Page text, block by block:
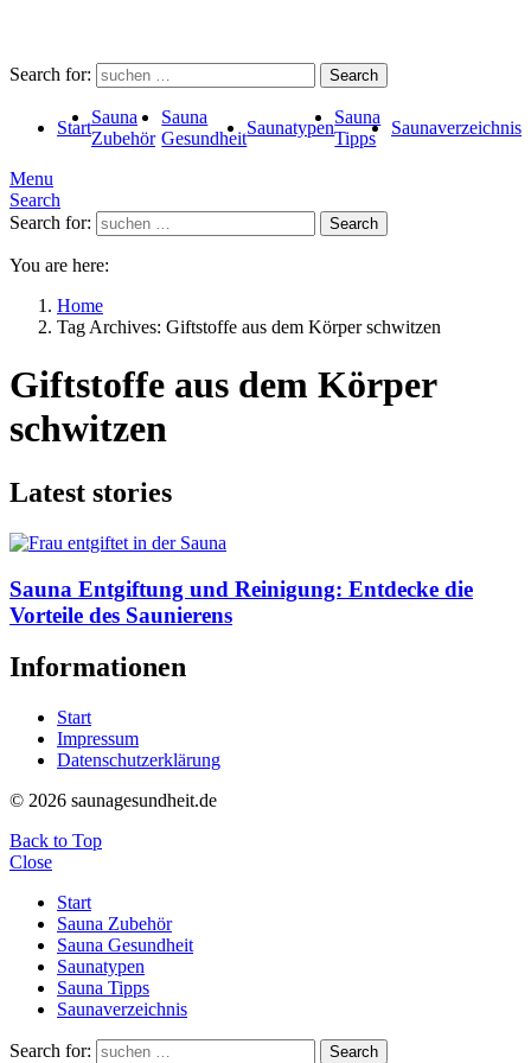
Search for: Search
Start
Sauna
Zubehör
Sauna
Gesundheit
Saunatypen
Sauna
Tipps
Saunaverzeichnis
Menu
Search
Search for:
Search
You are here:
Home
Tag Archives: Giftstoffe aus dem Körper schwitzen
Giftstoffe aus dem Körper
schwitzen
Latest stories
Sauna Entgiftung und Reinigung: Entdecke die
Vorteile des Saunierens
Informationen
Start
Impressum
Datenschutzerklärung
© 2026 saunagesundheit.de
Back to Top
Close
Start
Sauna Zubehör
Sauna Gesundheit
Saunatypen
Sauna Tipps
Saunaverzeichnis
Search for: Search